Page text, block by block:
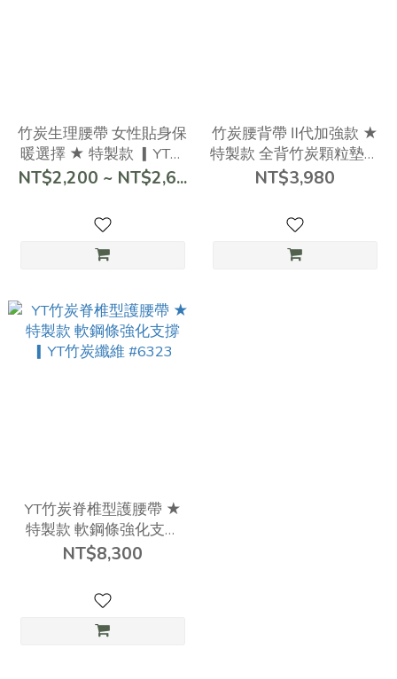
竹炭生理腰帶 女性貼身保
暖選擇 ★ 特製款 ▎YT竹
炭纖維 #6332-B
NT$2,200 ~ NT$2,6...
竹炭腰背帶 Ⅱ代加強款 ★
特製款 全背竹炭顆粒墊設
計 ▎臻炭 #6307-B
NT$3,980
YT竹炭脊椎型護腰帶 ★
特製款 軟鋼條強化支撐
▎YT竹炭纖維 #6323
NT$8,300